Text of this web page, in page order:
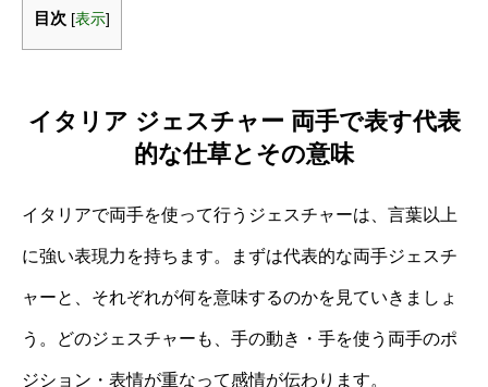
目次 [表示]
イタリア ジェスチャー 両手で表す代表
的な仕草とその意味
イタリアで両手を使って行うジェスチャーは、言葉以上
に強い表現力を持ちます。まずは代表的な両手ジェスチ
ャーと、それぞれが何を意味するのかを見ていきましょ
う。どのジェスチャーも、手の動き・手を使う両手のポ
ジション・表情が重なって感情が伝わります。